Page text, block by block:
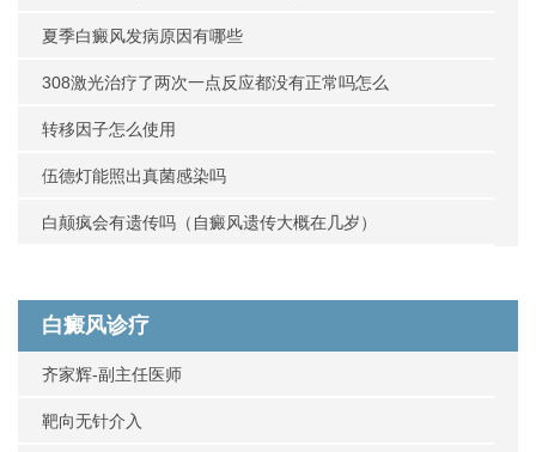
夏季白癜风发病原因有哪些
308激光治疗了两次一点反应都没有正常吗怎么
转移因子怎么使用
伍德灯能照出真菌感染吗
白颠疯会有遗传吗（自癜风遗传大概在几岁）
白癜风诊疗
齐家辉-副主任医师
靶向无针介入